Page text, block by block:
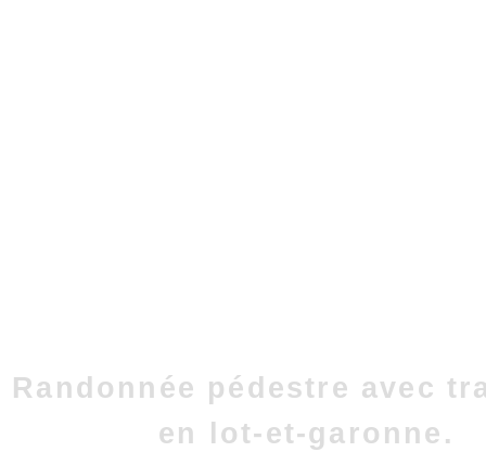
Randonnée pédestre avec
en lot-et-garonne.